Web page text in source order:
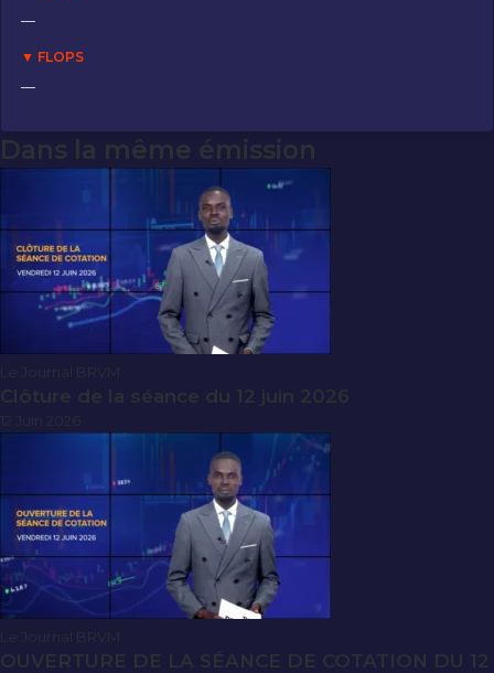
—
▼ FLOPS
—
Dans la même émission
Le Journal BRVM
Clôture de la séance du 12 juin 2026
Le Journal BRVM
OUVERTURE DE LA SÉANCE DE COTATION DU 12